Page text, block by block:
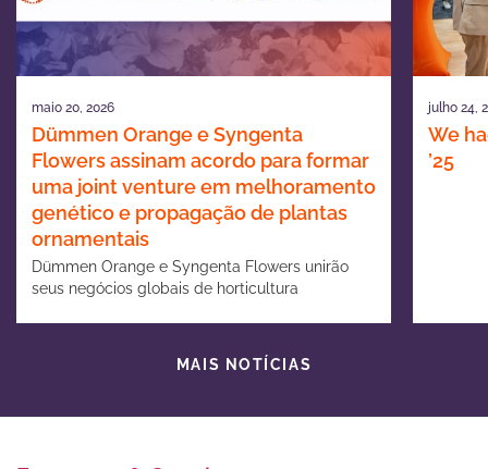
MAIS NOTÍCIAS
maio 20, 2026
Dümmen Orange e Syngenta
Flowers assinam acordo para formar
uma joint venture em melhoramento
genético e propagação de plantas
ornamentais
Dümmen Orange e Syngenta Flowers unirão
seus negócios globais de horticultura
julho 24,
We
’25